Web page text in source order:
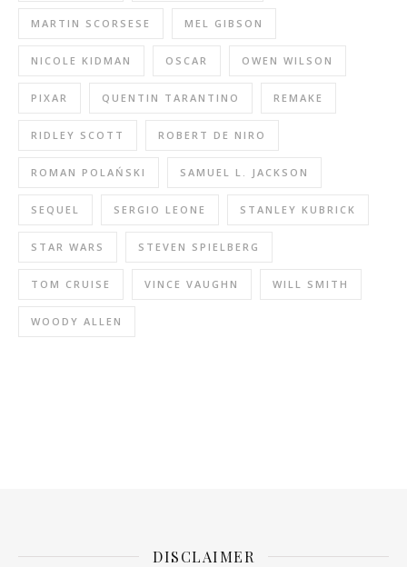
MARTIN SCORSESE MEL GIBSON
NICOLE KIDMAN OSCAR OWEN WILSON
PIXAR QUENTIN TARANTINO REMAKE
RIDLEY SCOTT ROBERT DE NIRO
ROMAN POLAŃSKI SAMUEL L. JACKSON
SEQUEL SERGIO LEONE STANLEY KUBRICK
STAR WARS STEVEN SPIELBERG
TOM CRUISE VINCE VAUGHN WILL SMITH
WOODY ALLEN
DISCLAIMER